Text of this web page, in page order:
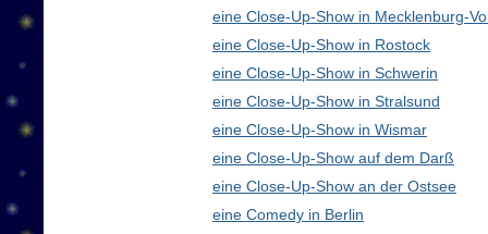
eine Close-Up-Show in Mecklenburg-
eine Close-Up-Show in Rostock
eine Close-Up-Show in Schwerin
eine Close-Up-Show in Stralsund
eine Close-Up-Show in Wismar
eine Close-Up-Show auf dem Darß
eine Close-Up-Show an der Ostsee
eine Comedy in Berlin